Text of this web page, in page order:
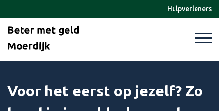
Hulpverleners
Voor het eerst op jezelf? Zo